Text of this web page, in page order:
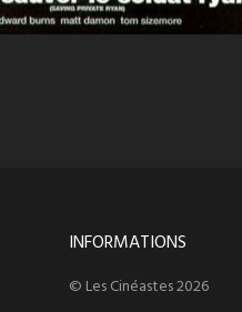
INFORMATIONS
© Les Cinéastes 2026